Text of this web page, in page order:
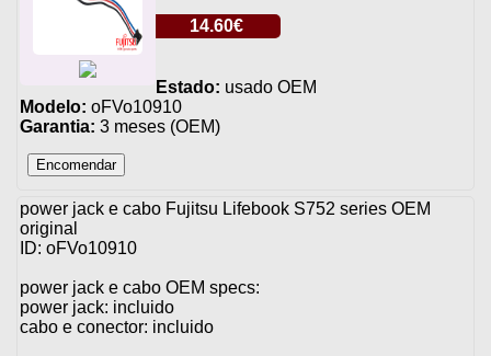
14.60€
Estado: usado OEM
Modelo: oFVo10910
Garantia: 3 meses (OEM)
power jack e cabo Fujitsu Lifebook S752 series OEM
original
ID: oFVo10910
power jack e cabo OEM specs:
power jack: incluido
cabo e conector: incluido